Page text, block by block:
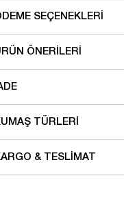
SEÇENEKLERI
ÖNERILERI
TÜRLERI
& TESLIMAT